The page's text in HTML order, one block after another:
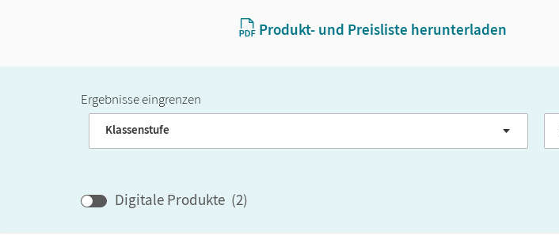
Produkt- und Preisliste herunterladen
Ergebnisse eingrenzen
Band
Klassenstufe
Digitale Produkte (2)